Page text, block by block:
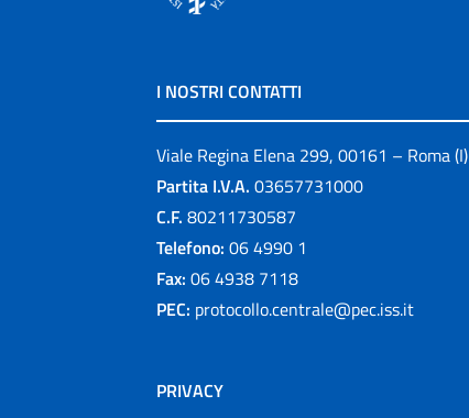
I NOSTRI CONTATTI
Viale Regina Elena 299, 00161 – Roma (I)
Partita I.V.A. 03657731000
C.F. 80211730587
Telefono: 06 4990 1
Fax: 06 4938 7118
PEC: protocollo.centrale@pec.iss.it
PRIVACY